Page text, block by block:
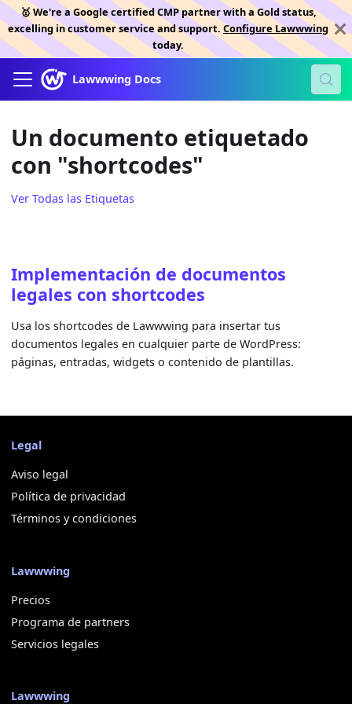
🥇 We're a Google certified CMP partner with a Gold status,
excelling in customer service and support. Configure Lawwwing
today.
Lawwwing Docs
Un documento etiquetado
con "shortcodes"
Ver Todas las Etiquetas
Implementación de documentos
legales con shortcodes
Usa los shortcodes de Lawwwing para insertar tus
documentos legales en cualquier parte de WordPress:
páginas, entradas, widgets o contenido de plantillas.
Legal
Aviso legal
Política de privacidad
Términos y condiciones
Lawwwing
Precios
Programa de partners
Servicios legales
Lawwwing